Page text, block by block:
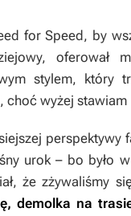
for Speed, by
oferował
stylem, który
choć wyżej
perspektywy
urok – bo było
że zżywaliśmy
demolka na